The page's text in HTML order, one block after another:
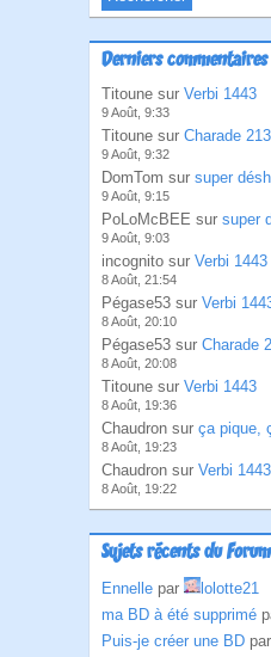
Derniers commentaires
Titoune sur Verbi 1443
9 Août, 9:33
Titoune sur Charade 213
9 Août, 9:32
DomTom sur super
9 Août, 9:15
PoLoMcBEE sur super
9 Août, 9:03
incognito sur Verbi 1443
8 Août, 21:54
Pégase53 sur Verbi
8 Août, 20:10
Pégase53 sur Charade
8 Août, 20:08
Titoune sur Verbi 1443
8 Août, 19:36
Chaudron sur ça pique,
8 Août, 19:23
Chaudron sur Verbi 1443
8 Août, 19:22
Sujets récents du Forum
Ennelle par
lolotte21
ma BD à été supprimé
Puis-je créer une BD par